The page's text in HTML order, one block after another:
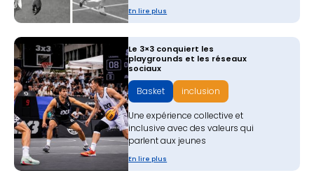
En lire plus
Le 3×3 conquiert les
playgrounds et les réseaux
sociaux
Basket inclusion
Une expérience collective et
inclusive avec des valeurs qui
parlent aux jeunes
En lire plus